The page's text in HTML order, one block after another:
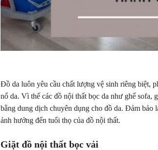
Đồ da luôn yêu cầu chất lượng vệ sinh riêng biệt,
nổ da. Vì thế các đồ nội thất bọc da như ghế sofa,
bằng dung dịch chuyên dụng cho đồ da. Đảm bảo
ảnh hưởng đến tuổi thọ của đồ nội thất.
Giặt đồ nội thất bọc vải